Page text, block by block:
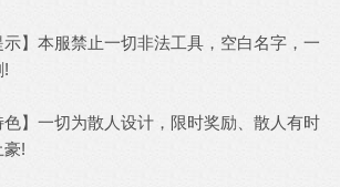
本服禁止一切非法工具，空白名字，一
!
一切为散人设计，限时奖励、散人有时
豪!